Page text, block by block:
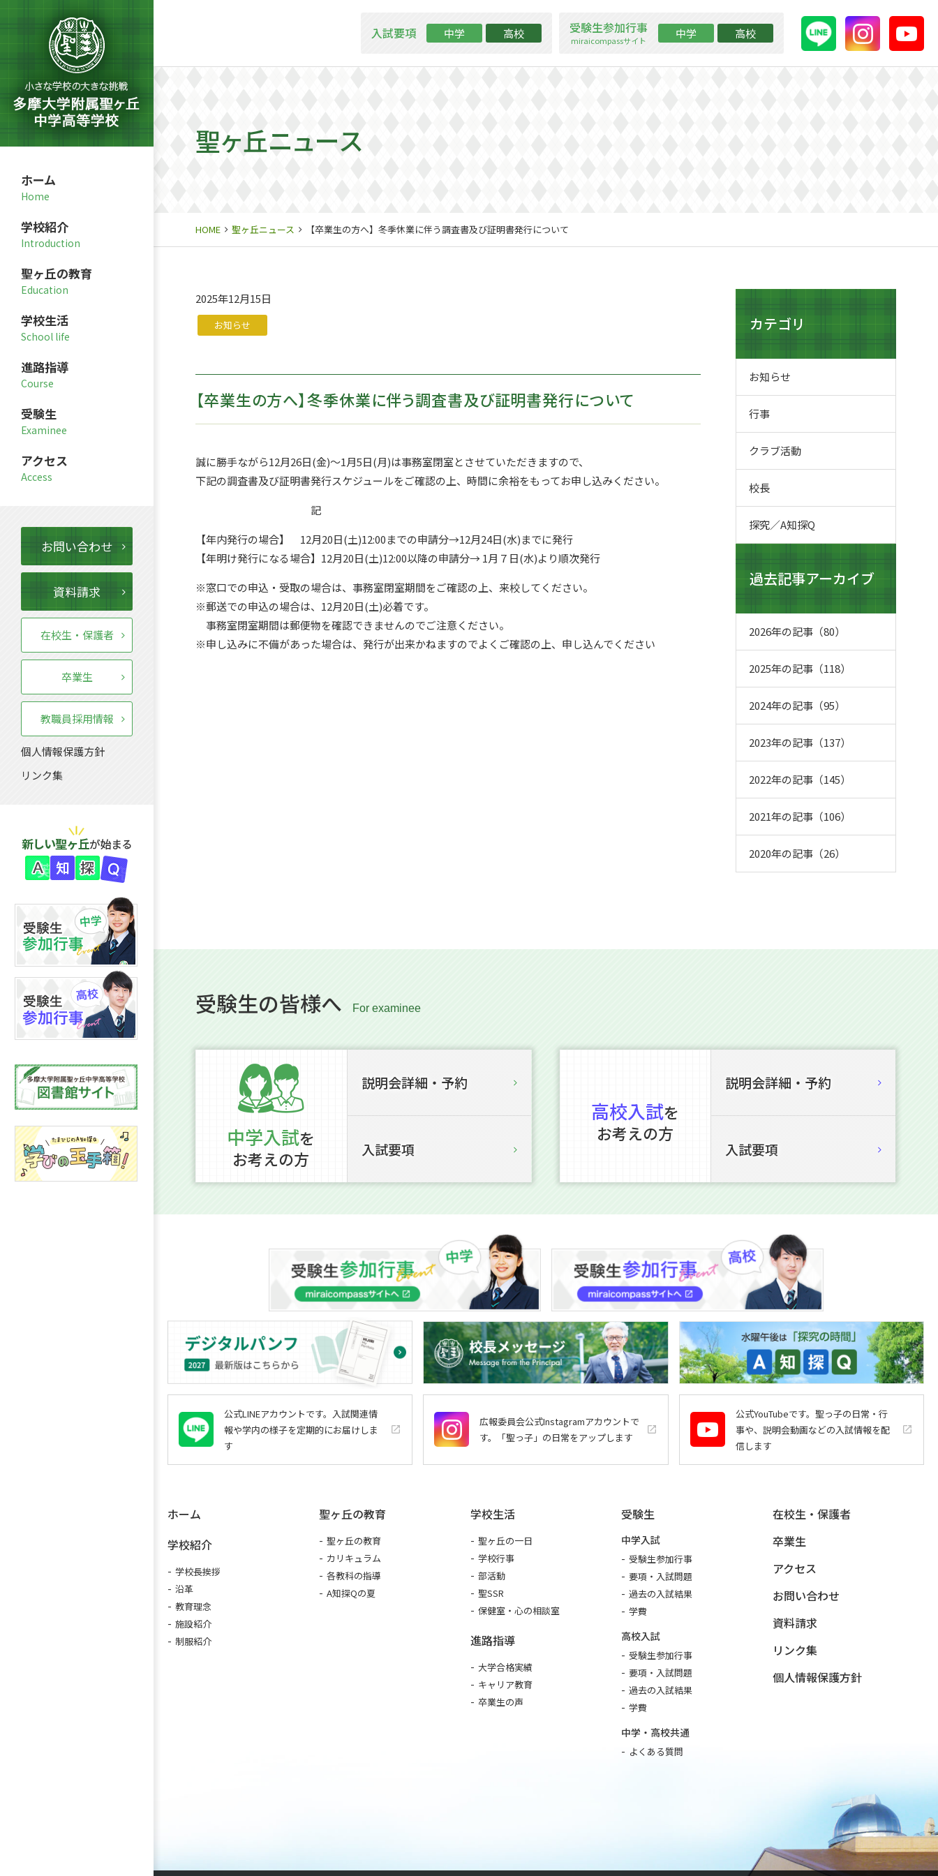
ホーム
学校紹介
聖ヶ丘の教育
学校生活
進路指導
受験生
アクセス
お問い合わせ
資料請求
在校生・保護者
卒業生
教職員採用情報
個人情報保護方針
リンク集
入試要項 中学 高校 受験生参加行事
miraicompassサイト 中学 高校
聖ヶ丘ニュース
HOME 聖ヶ丘ニュース 【卒業生の方へ】冬季休業に伴う調査書及び証明書発行について
2025年12月15日
お知らせ
【卒業生の方へ】冬季休業に伴う調査書及び証明書発行について
誠に勝手ながら12月26日(金)～1月5日(月)は事務室閉室とさせていただきますので、
下記の調査書及び証明書発行スケジュールをご確認の上、時間に余裕をもってお申し込みください。
記
【年内発行の場合】 12月20日(土)12:00までの申請分→12月24日(水)までに発行
【年明け発行になる場合】12月20日(土)12:00以降の申請分→ 1月７日(水)より順次発行
※窓口での申込・受取の場合は、事務室閉室期間をご確認の上、来校してください。
※郵送での申込の場合は、12月20日(土)必着です。
事務室閉室期間は郵便物を確認できませんのでご注意ください。
※申し込みに不備があった場合は、発行が出来かねますのでよくご確認の上、申し込んでください
カテゴリ
お知らせ
行事
クラブ活動
校長
探究／A知探Q
過去記事アーカイブ
2026年の記事（80）
2025年の記事（118）
2024年の記事（95）
2023年の記事（137）
2022年の記事（145）
2021年の記事（106）
2020年の記事（26）
受験生の皆様へ
中学入試を
お考えの方
説明会詳細・予約
入試要項
高校入試を
お考えの方
説明会詳細・予約
入試要項
公式LINEアカウントです。入試関連情
報や学内の様子を定期的にお届けしま
す
launch
広報委員会公式Instagramアカウントで
す。「聖っ子」の日常をアップします
launch
公式YouTubeです。聖っ子の日常・行
事や、説明会動画などの入試情報を配
信します
launch
ホーム
学校紹介
学校長挨拶
沿革
教育理念
施設紹介
制服紹介
聖ヶ丘の教育
聖ヶ丘の教育
カリキュラム
各教科の指導
A知探Qの夏
学校生活
聖ヶ丘の一日
学校行事
部活動
聖SSR
保健室・心の相談室
進路指導
大学合格実績
キャリア教育
卒業生の声
受験生
中学入試
受験生参加行事
要項・入試問題
過去の入試結果
学費
高校入試
受験生参加行事
要項・入試問題
過去の入試結果
学費
中学・高校共通
よくある質問
在校生・保護者
卒業生
アクセス
お問い合わせ
資料請求
リンク集
個人情報保護方針